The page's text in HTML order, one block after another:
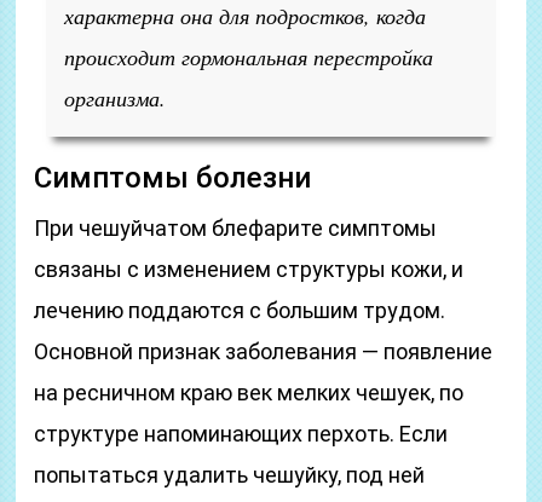
характерна она для подростков, когда
происходит гормональная перестройка
организма.
Симптомы болезни
При чешуйчатом блефарите симптомы
связаны с изменением структуры кожи, и
лечению поддаются с большим трудом.
Основной признак заболевания — появление
на ресничном краю век мелких чешуек, по
структуре напоминающих перхоть. Если
попытаться удалить чешуйку, под ней